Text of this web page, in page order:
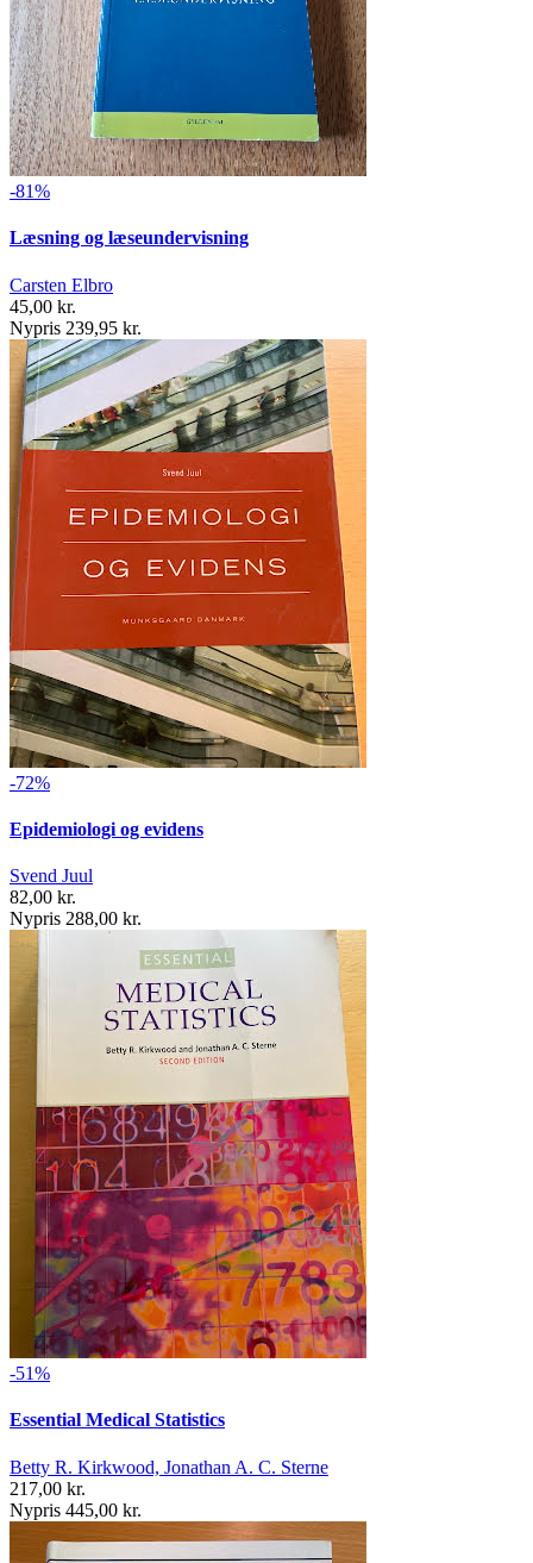
-81%
Læsning og læseundervisning
Carsten Elbro
45,00 kr.
Nypris 239,95 kr.
-72%
Epidemiologi og evidens
Svend Juul
82,00 kr.
Nypris 288,00 kr.
-51%
Essential Medical Statistics
Betty R. Kirkwood, Jonathan A. C. Sterne
217,00 kr.
Nypris 445,00 kr.